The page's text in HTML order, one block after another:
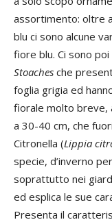
assortimento: oltre
blu ci sono alcune
fiore blu. Ci sono
Stoaches che
foglia grigia ed
fiorale molto breve,
a 30-40 cm, che
Citronella (Lippia
specie, d’inverno
soprattutto nei
ed esplica le sue
Presenta il